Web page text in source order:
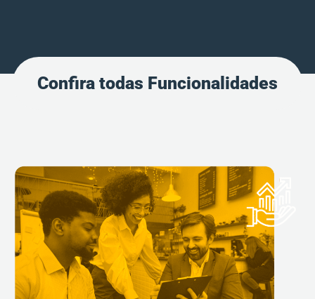
Confira todas Funcionalidades